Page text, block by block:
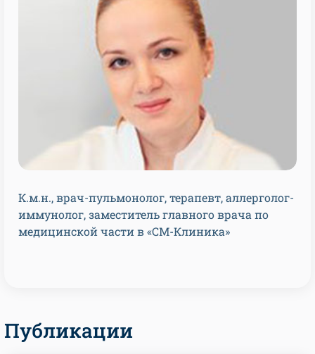
К.м.н., врач-пульмонолог, терапевт, аллерголог-
иммунолог, заместитель главного врача по
медицинской части в «СМ-Клиника»
Публикации